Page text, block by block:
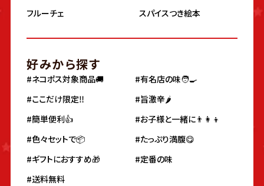
フルーチェ
スパイスつき絵本
好みから探す
#ネコポス対象商品🚚
#有名店の味🧑‍🍳
#ここだけ限定‼️
#旨激辛🌶
#簡単便利👍
#お子様と一緒に👨‍👩‍👦
#色々セットで📦
#たっぷり満腹😋
#ギフトにおすすめ🎁
#定番の味
#送料無料